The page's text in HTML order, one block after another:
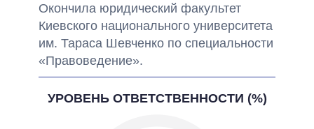
Окончила юридический факультет
Киевского национального университета
им. Тараса Шевченко по специальности
«Правоведение».
УРОВЕНЬ ОТВЕТСТВЕННОСТИ (%)